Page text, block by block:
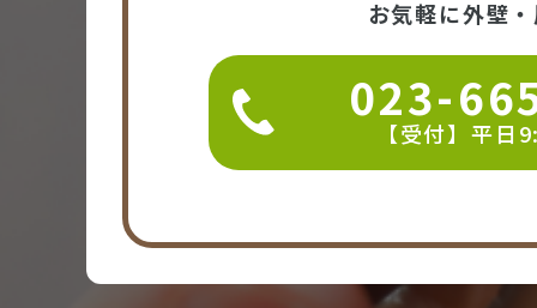
お気軽に外壁
023-
【受付】平